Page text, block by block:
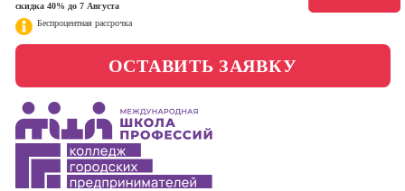
Школа медиа
Онлайн-обучение
скидка 40% до 7 Августа
Беспроцентная рассрочка
ОСТАВИТЬ ЗАЯВКУ